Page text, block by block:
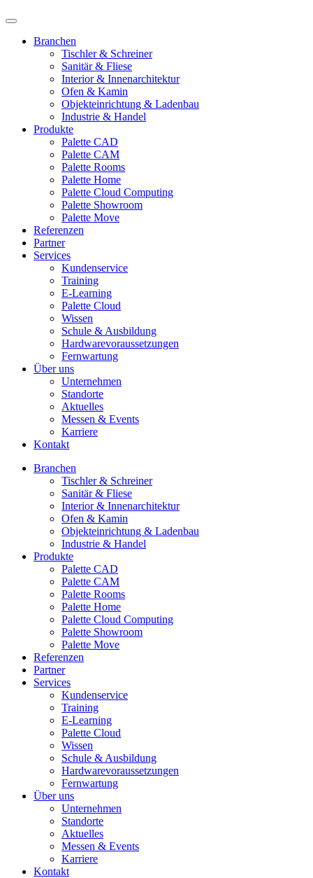
Branchen
Tischler & Schreiner
Sanitär & Fliese
Interior & Innenarchitektur
Ofen & Kamin
Objekteinrichtung & Ladenbau
Industrie & Handel
Produkte
Palette CAD
Palette CAM
Palette Rooms
Palette Home
Palette Cloud Computing
Palette Showroom
Palette Move
Referenzen
Partner
Services
Kundenservice
Training
E-Learning
Palette Cloud
Wissen
Schule & Ausbildung
Hardwarevoraussetzungen
Fernwartung
Über uns
Unternehmen
Standorte
Aktuelles
Messen & Events
Karriere
Kontakt
Branchen
Tischler & Schreiner
Sanitär & Fliese
Interior & Innenarchitektur
Ofen & Kamin
Objekteinrichtung & Ladenbau
Industrie & Handel
Produkte
Palette CAD
Palette CAM
Palette Rooms
Palette Home
Palette Cloud Computing
Palette Showroom
Palette Move
Referenzen
Partner
Services
Kundenservice
Training
E-Learning
Palette Cloud
Wissen
Schule & Ausbildung
Hardwarevoraussetzungen
Fernwartung
Über uns
Unternehmen
Standorte
Aktuelles
Messen & Events
Karriere
Kontakt